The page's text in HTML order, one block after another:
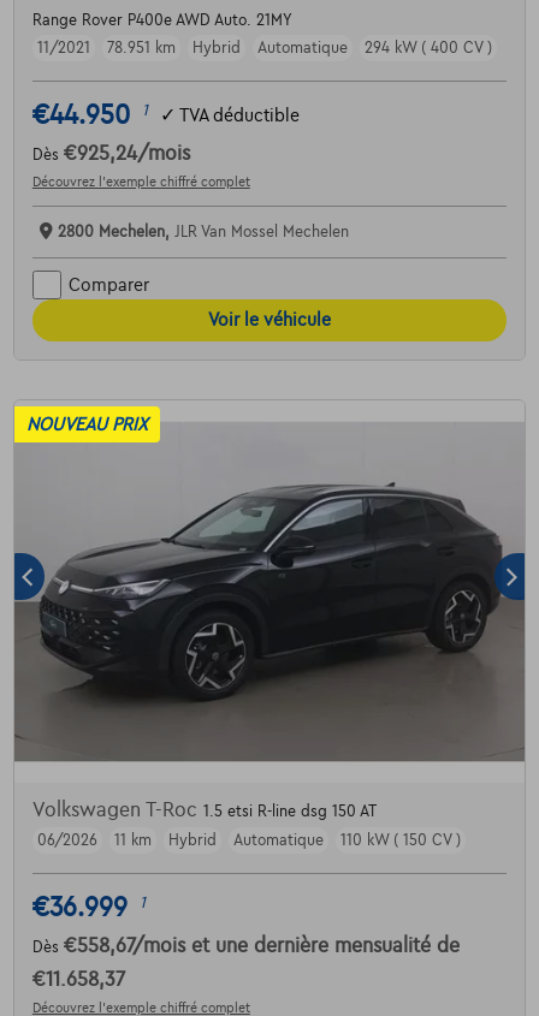
Range Rover P400e AWD Auto. 21MY
11/2021
78.951 km Hybrid Automatique 294 kW ( 400 CV )
€44.950 1 ✓ TVA déductible
Dès €925,24/mois
Découvrez l’exemple chiffré complet
2800 Mechelen, JLR Van Mossel Mechelen
Comparer
Voir le véhicule
NOUVEAU PRIX
Volkswagen T-Roc 1.5 etsi R-line dsg 150 AT
06/2026
11 km Hybrid Automatique 110 kW ( 150 CV )
€36.999 1
Dès €558,67/mois et une dernière mensualité de
€11.658,37
Découvrez l’exemple chiffré complet